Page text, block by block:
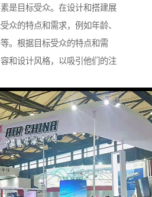
是目标受众。在设计和搭建展
众的特点和需求，例如年龄、
。根据目标受众的特点和需
和设计风格，以吸引他们的注